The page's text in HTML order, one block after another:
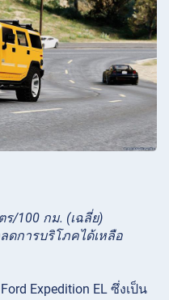
/100 กม. (เฉลี่ย)
ดการบริโภคได้เหลือ
Expedition EL ซึ่งเป็น